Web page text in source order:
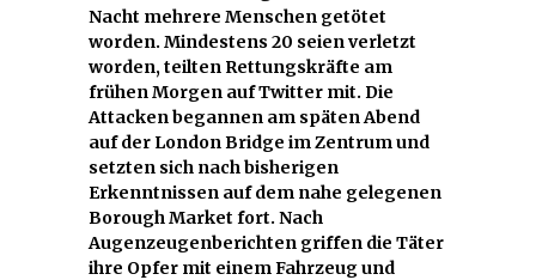
Nacht mehrere Menschen getötet
worden. Mindestens 20 seien verletzt
worden, teilten Rettungskräfte am
frühen Morgen auf Twitter mit. Die
Attacken begannen am späten Abend
auf der London Bridge im Zentrum und
setzten sich nach bisherigen
Erkenntnissen auf dem nahe gelegenen
Borough Market fort. Nach
Augenzeugenberichten griffen die Täter
ihre Opfer mit einem Fahrzeug und